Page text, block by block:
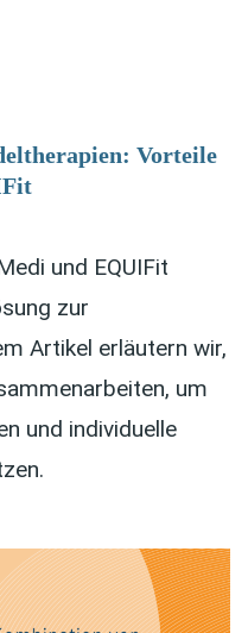
Vorteile
und EQUIFit
zur
Artikel erläutern wir,
um
und individuelle